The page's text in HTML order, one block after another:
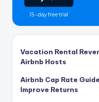
Vacation Rental
Airbnb Hosts
Airbnb Cap Rate
Improve Returns